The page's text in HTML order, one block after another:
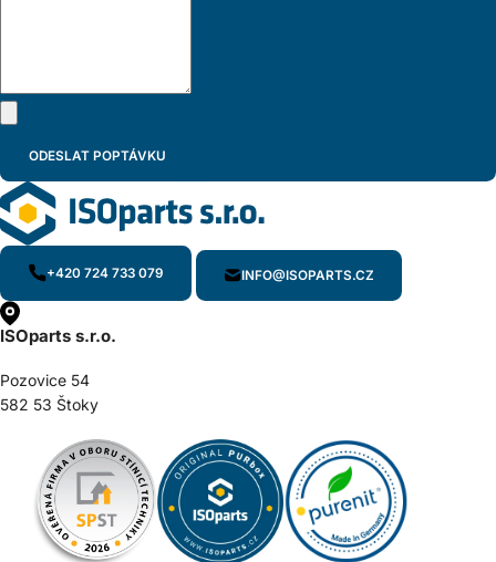
+420 724 733 079 INFO@ISOPARTS.CZ
ISOparts s.r.o.
Pozovice 54
582 53 Štoky